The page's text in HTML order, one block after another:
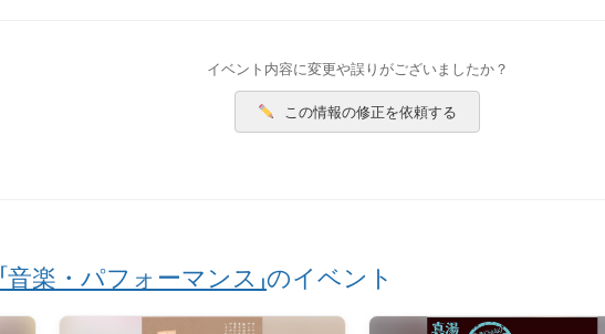
イベント内容に変更や誤りがございましたか？
この情報の修正を依頼する
「音楽・パフォーマンス」のイベント